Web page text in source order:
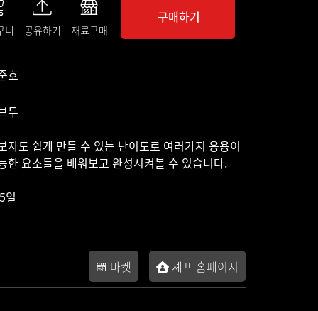
니 공유하기 재료구매
구매하기
호
두
자도 쉽게 만들 수 있는 난이도로 여러가지 응용이
한 요소들을 배워보고 완성시켜볼 수 있습니다.
일
마켓 셰프 홈페이지